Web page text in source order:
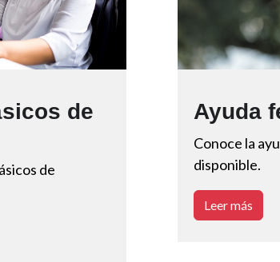
de
de
Ayuda
Conoce la
disponible.
Leer más